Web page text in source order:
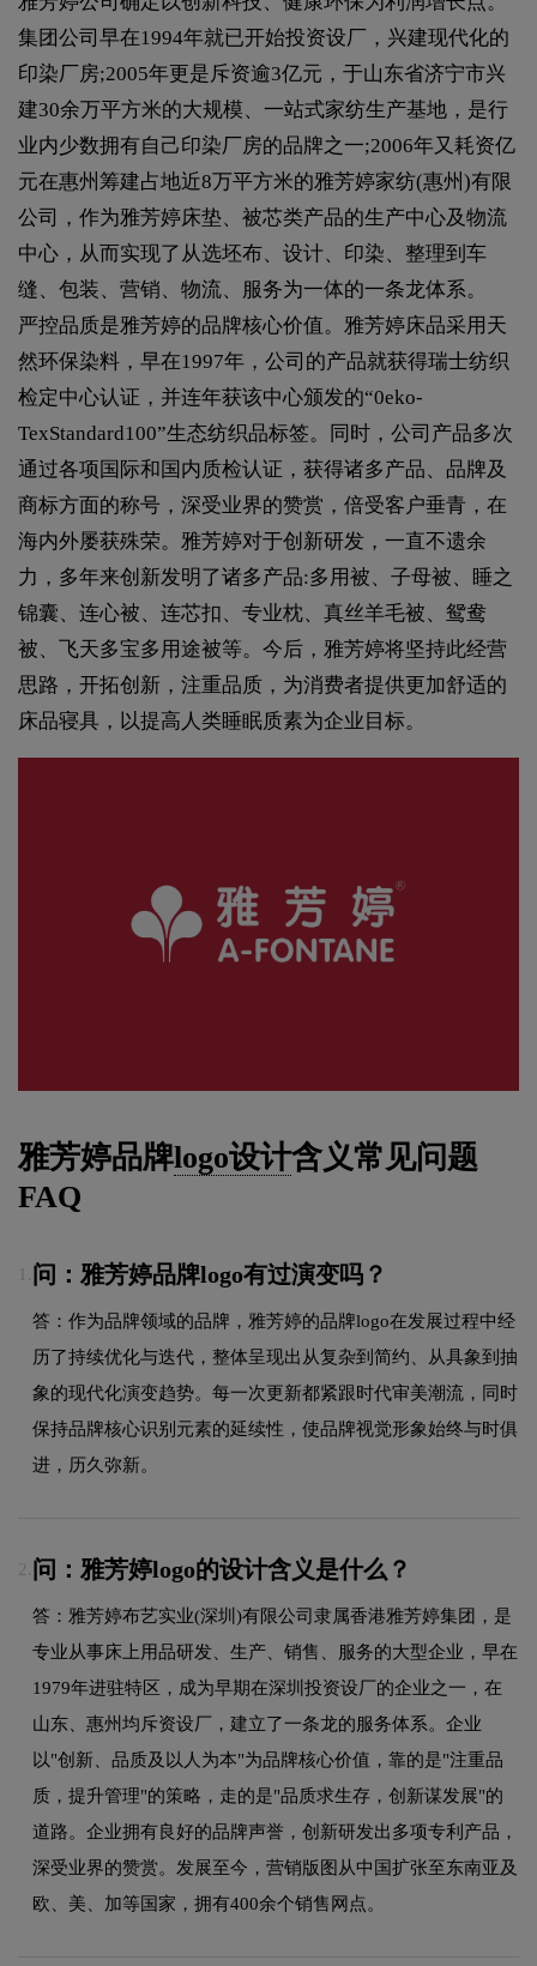
集团公司早在1994年就已开始投资设厂，兴建现代化的
印染厂房;2005年更是斥资逾3亿元，于山东省济宁市兴
建30余万平方米的大规模、一站式家纺生产基地，是行
业内少数拥有自己印染厂房的品牌之一;2006年又耗资亿
元在惠州筹建占地近8万平方米的雅芳婷家纺(惠州)有限
公司，作为雅芳婷床垫、被芯类产品的生产中心及物流
中心，从而实现了从选坯布、设计、印染、整理到车
缝、包装、营销、物流、服务为一体的一条龙体系。
严控品质是雅芳婷的品牌核心价值。雅芳婷床品采用天
然环保染料，早在1997年，公司的产品就获得瑞士纺织
检定中心认证，并连年获该中心颁发的“0eko-
TexStandard100”生态纺织品标签。同时，公司产品多次
通过各项国际和国内质检认证，获得诸多产品、品牌及
商标方面的称号，深受业界的赞赏，倍受客户垂青，在
海内外屡获殊荣。雅芳婷对于创新研发，一直不遗余
力，多年来创新发明了诸多产品:多用被、子母被、睡之
锦囊、连心被、连芯扣、专业枕、真丝羊毛被、鸳鸯
被、飞天多宝多用途被等。今后，雅芳婷将坚持此经营
思路，开拓创新，注重品质，为消费者提供更加舒适的
床品寝具，以提高人类睡眠质素为企业目标。
雅芳婷品牌logo设计含义常见问题
FAQ
问：雅芳婷品牌logo有过演变吗？
答：作为品牌领域的品牌，雅芳婷的品牌logo在发展过程中经
历了持续优化与迭代，整体呈现出从复杂到简约、从具象到抽
象的现代化演变趋势。每一次更新都紧跟时代审美潮流，同时
保持品牌核心识别元素的延续性，使品牌视觉形象始终与时俱
进，历久弥新。
2. 问：雅芳婷logo的设计含义是什么？
答：雅芳婷布艺实业(深圳)有限公司隶属香港雅芳婷集团，是
专业从事床上用品研发、生产、销售、服务的大型企业，早在
1979年进驻特区，成为早期在深圳投资设厂的企业之一，在
山东、惠州均斥资设厂，建立了一条龙的服务体系。企业
以"创新、品质及以人为本"为品牌核心价值，靠的是"注重品
质，提升管理"的策略，走的是"品质求生存，创新谋发展"的
道路。企业拥有良好的品牌声誉，创新研发出多项专利产品，
深受业界的赞赏。发展至今，营销版图从中国扩张至东南亚及
欧、美、加等国家，拥有400余个销售网点。